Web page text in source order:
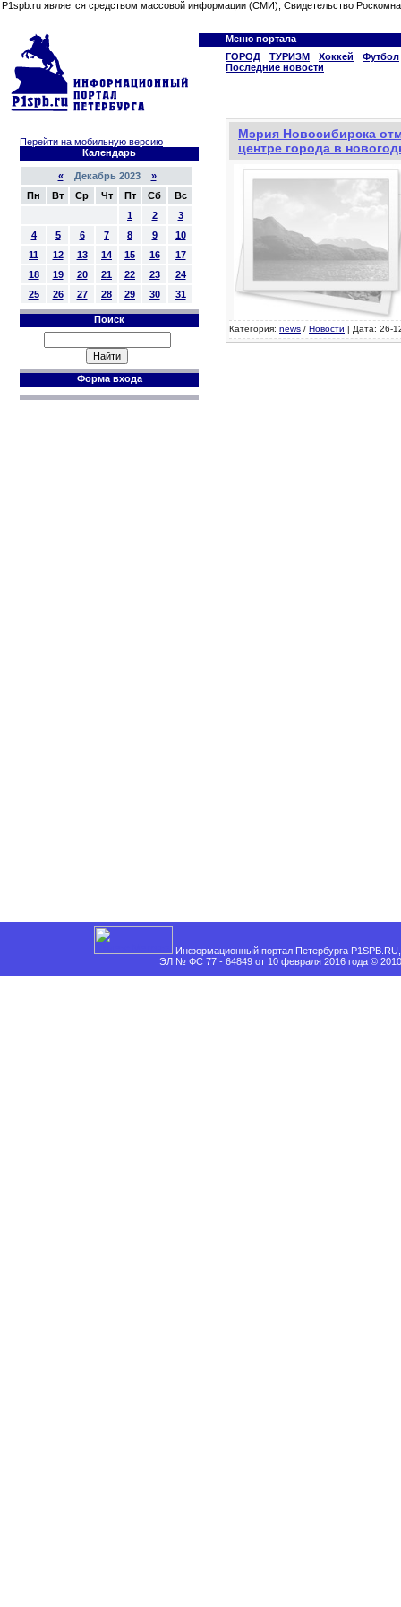
P1spb.ru является средством массовой информации (СМИ), Свидетельство
Меню портала
ГОРОД
ТУРИЗМ Хоккей
Футбол
Последние новости
Перейти на мобильную версию
Календарь
«Декабрь 2023 »
Пн
Вт Ср Чт Пт Сб
Вс
1
2
3
4
5 6 7 8 9
10
11
12 13 14 15 16
17
18
19 20 21 22 23
24
25
26 27 28 29 30 31
Поиск
Форма входа
Мэрия Новосибирска
центре города в
Категория: news / Новости | Дата: 26-
Информационный портал Петербурга
ЭЛ № ФС 77 - 64849 от 10 февраля 2016 года ©